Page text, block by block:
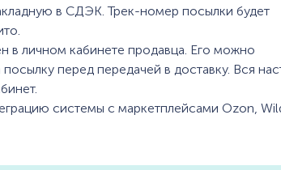
в СДЭК. Трек-номер посылки будет
в личном кабинете продавца. Его можно
посылку перед передачей в доставку. Вся
системы с маркетплейсами Ozon,